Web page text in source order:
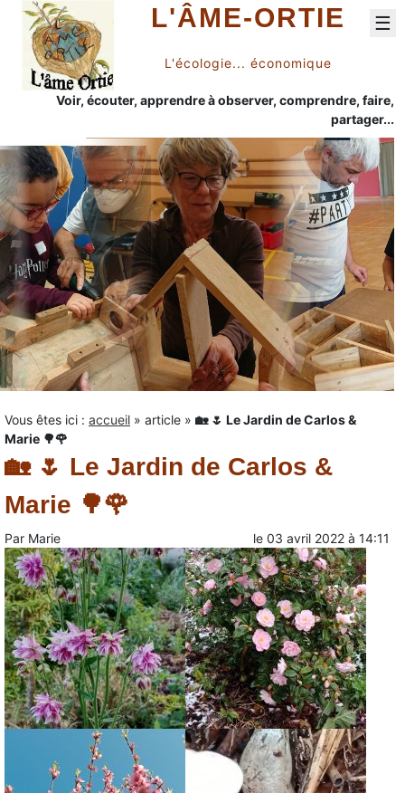
L'ÂME-ORTIE
L'écologie... économique
Voir, écouter, apprendre à observer, comprendre, faire,
partager...
☰
Vous êtes ici : accueil » article » 🏡 🌷​ Le Jardin de Carlos &
Marie 🌳​🌹​
🏡 🌷​ Le Jardin de Carlos &
Marie 🌳​🌹​
Par Marie le 03 avril 2022 à 14:11